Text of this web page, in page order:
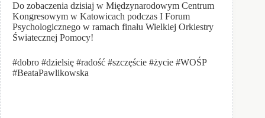
Do zobaczenia dzisiaj w Międzynarodowym Centrum
Kongresowym w Katowicach podczas I Forum
Psychologicznego w ramach finału Wielkiej Orkiestry
Światecznej Pomocy!
#dobro #dzielsię #radość #szczęście #życie #WOŚP
#BeataPawlikowska